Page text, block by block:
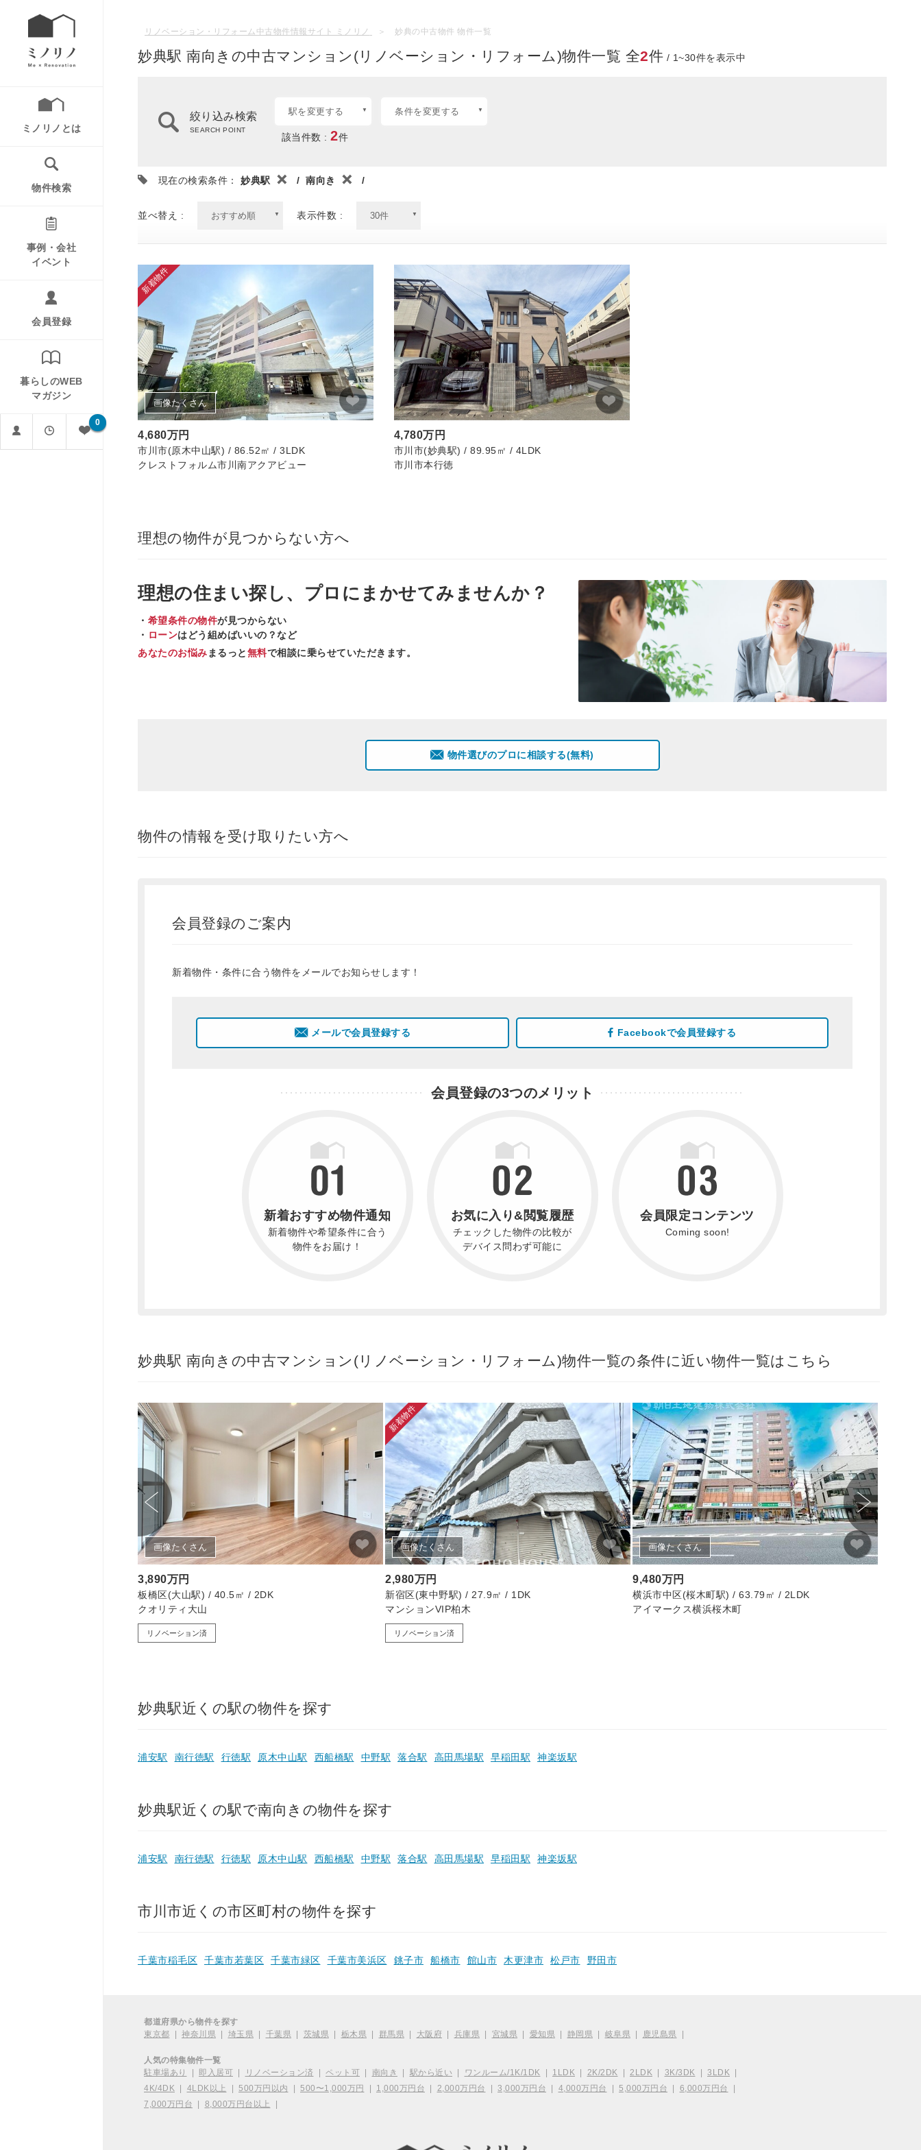
ミノリノとは
物件検索
事例・会社
イベント
会員登録
暮らしのWEB
マガジン
0
リノベーション・リフォーム中古物件情報サイト ミノリノ 妙典の中古物件 物件一覧
妙典駅 南向きの中古マンション(リノベーション・リフォーム)物件一覧 全2件 / 1~30件を表示中
絞り込み検索
SEARCH POINT
駅を変更する 条件を変更する
該当件数 : 2件
現在の検索条件： 妙典駅 / 南向き /
並べ替え : 表示件数 :
新着物件
画像たくさん
4,680万円
市川市(原木中山駅) / 86.52㎡ / 3LDK
クレストフォルム市川南アクアビュー
4,780万円
市川市(妙典駅) / 89.95㎡ / 4LDK
市川市本行徳
理想の物件が見つからない方へ
理想の住まい探し、 プロ にまかせてみませんか？
・ 希望条件の物件が見つからない
・ ローンはどう組めばいいの？など
あなたのお悩み まるっと無料で相談に乗らせていただきます。
物件選びのプロに相談する(無料)
物件の情報を受け取りたい方へ
会員登録のご案内
新着物件・条件に合う物件をメールでお知らせします！
メールで会員登録する Facebookで会員登録する
会員登録の3つのメリット
新着おすすめ物件通知
新着物件や希望条件に合う
物件をお届け！
お気に入り&閲覧履歴
チェックした物件の比較が
デバイス問わず可能に
会員限定コンテンツ
Coming soon!
妙典駅 南向きの中古マンション(リノベーション・リフォーム)物件一覧の条件に近い物件一覧はこちら
画像たくさん
3,890万円
板橋区(大山駅) / 40.5㎡ / 2DK
クオリティ大山
リノベーション済
新着物件
画像たくさん
2,980万円
新宿区(東中野駅) / 27.9㎡ / 1DK
マンションVIP柏木
リノベーション済
画像たくさん
9,480万円
横浜市中区(桜木町駅) / 63.79㎡ / 2LDK
アイマークス横浜桜木町
妙典駅近くの駅の物件を探す
浦安駅 南行徳駅 行徳駅 原木中山駅 西船橋駅 中野駅 落合駅 高田馬場駅 早稲田駅 神楽坂駅
妙典駅近くの駅で南向きの物件を探す
浦安駅 南行徳駅 行徳駅 原木中山駅 西船橋駅 中野駅 落合駅 高田馬場駅 早稲田駅 神楽坂駅
市川市近くの市区町村の物件を探す
千葉市稲毛区 千葉市若葉区 千葉市緑区 千葉市美浜区 銚子市 船橋市 館山市 木更津市 松戸市 野田市
都道府県から物件を探す
東京都
神奈川県 埼玉県 千葉県 茨城県 栃木県 群馬県 大阪府 兵庫県 宮城県 愛知県 静岡県 岐阜県 鹿児島県
人気の特集物件一覧
駐車場あり
即入居可 リノベーション済 ペット可 南向き 駅から近い ワンルーム/1K/1DK 1LDK 2K/2DK 2LDK 3K/3DK 3LDK
4K/4DK
4LDK以上 500万円以内 500〜1,000万円 1,000万円台 2,000万円台 3,000万円台 4,000万円台 5,000万円台 6,000万円台
7,000万円台
8,000万円台以上